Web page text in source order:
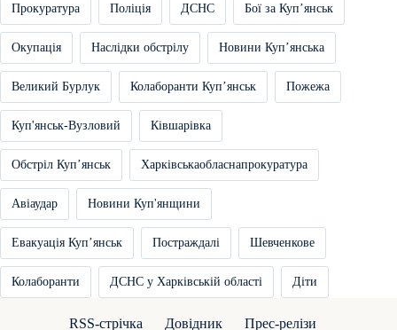
Прокуратура Поліція ДСНС Бої за Купʼянськ
Окупація Наслідки обстрілу Новини Купʼянська
Великий Бурлук Колаборанти Купʼянськ Пожежа
Куп'янськ-Вузловий Ківшарівка
Обстріл Купʼянськ Харківськаобласнапрокуратура
Авіаудар Новини Куп'янщини
Евакуація Купʼянськ Постраждалі Шевченкове
Колаборанти ДСНС у Харківській області Діти
RSS-стрічка Довідник Прес-релізи